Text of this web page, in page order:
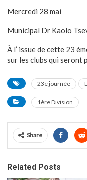
Mercredi 28 mai
Municipal Dr Kaolo
À l’ issue de cette 23
sur les clubs qui seront
23e journée
1ère Division
Share
Related Posts